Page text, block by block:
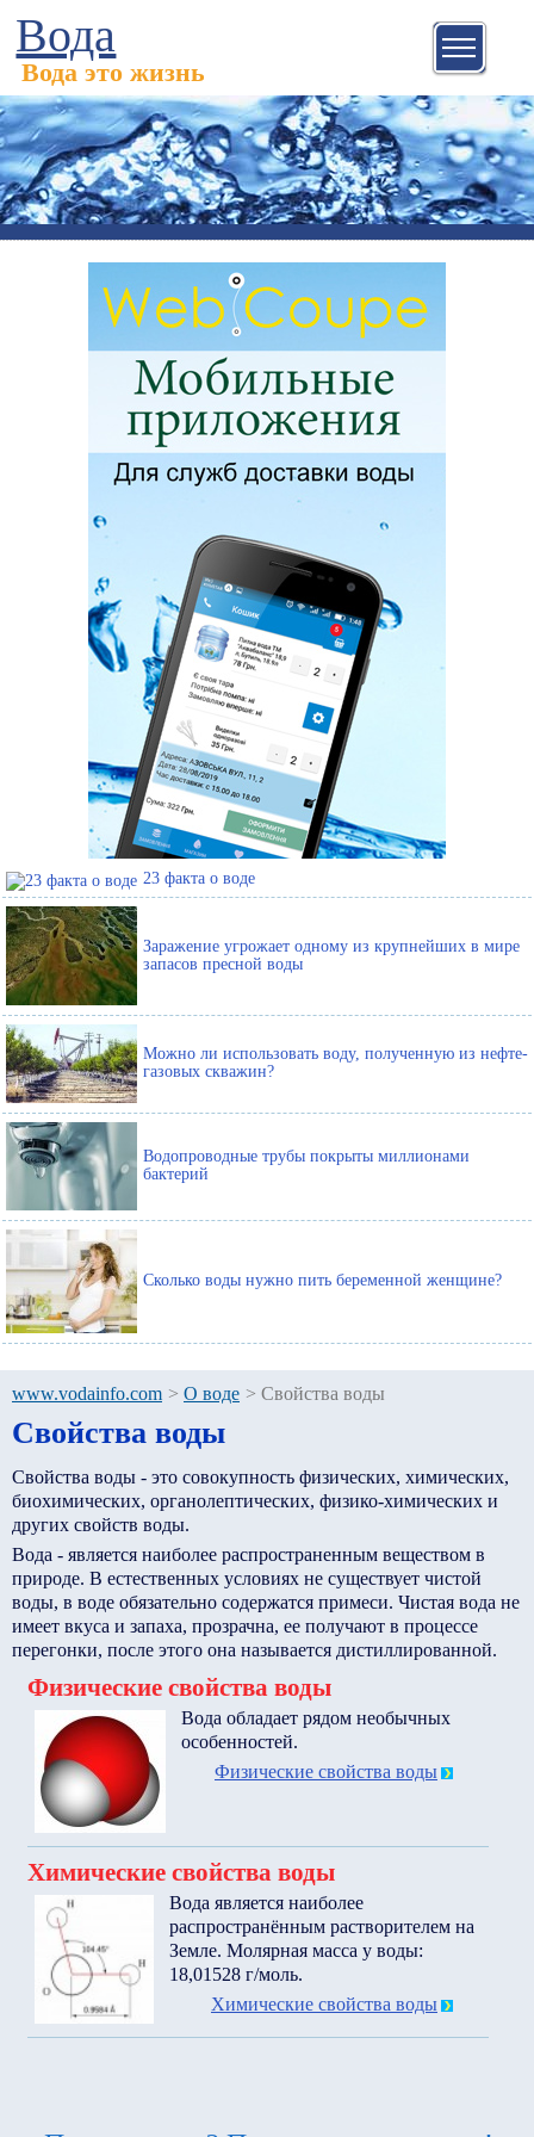
Вода
Вода это жизнь
23 факта о воде
Заражение угрожает одному из крупнейших в мире
запасов пресной воды
Можно ли использовать воду, полученную из нефте-
газовых скважин?
Водопроводные трубы покрыты миллионами
бактерий
Сколько воды нужно пить беременной женщине?
www.vodainfo.com > О воде > Свойства воды
Свойства воды
Свойства воды - это совокупность физических, химических,
биохимических, органолептических, физико-химических и
других свойств воды.
Вода - является наиболее распространенным веществом в
природе. В естественных условиях не существует чистой
воды, в воде обязательно содержатся примеси. Чистая вода не
имеет вкуса и запаха, прозрачна, ее получают в процессе
перегонки, после этого она называется дистиллированной.
Физические свойства воды
Вода обладает рядом необычных
особенностей.
Физические свойства воды
Химические свойства воды
Вода является наиболее
распространённым растворителем на
Земле. Молярная масса у воды:
18,01528 г/моль.
Химические свойства воды